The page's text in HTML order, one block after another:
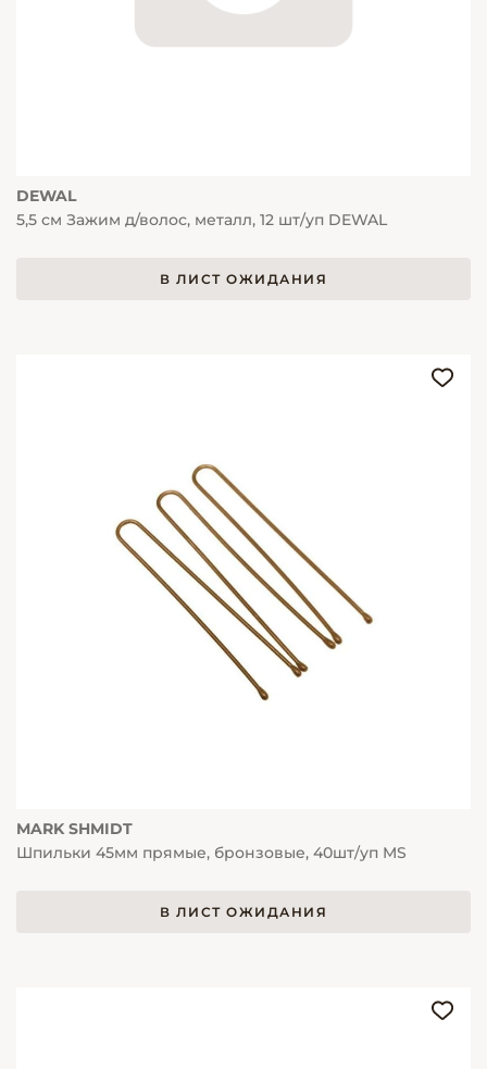
DEWAL
5,5 см Зажим д/волос, металл, 12 шт/уп DEWAL
В ЛИСТ ОЖИДАНИЯ
MARK SHMIDT
Шпильки 45мм прямые, бронзовые, 40шт/уп MS
В ЛИСТ ОЖИДАНИЯ